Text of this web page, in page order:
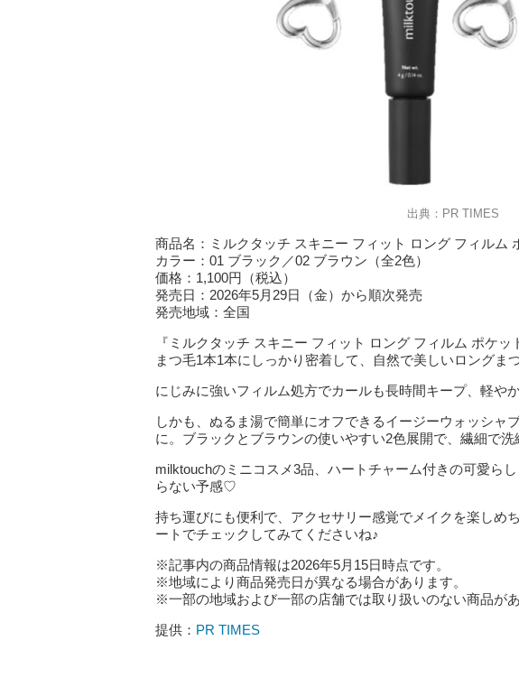
出典：PR TIMES
商品名：ミルクタッチ スキニー フィット ロング フィルム
カラー：01 ブラック／02 ブラウン（全2色）
価格：1,100円（税込）
発売日：2026年5月29日（金）から順次発売
発売地域：全国
『ミルクタッチ スキニー フィット ロング フィルム ポケッ
まつ毛1本1本にしっかり密着して、自然で美しいロングま
にじみに強いフィルム処方でカールも長時間キープ、軽や
しかも、ぬるま湯で簡単にオフできるイージーウォッシャ
に。ブラックとブラウンの使いやすい2色展開で、繊細で洗
milktouchのミニコスメ3品、ハートチャーム付きの可愛ら
らない予感♡
持ち運びにも便利で、アクセサリー感覚でメイクを楽しめ
ートでチェックしてみてくださいね♪
※記事内の商品情報は2026年5月15日時点です。
※地域により商品発売日が異なる場合があります。
※一部の地域および一部の店舗では取り扱いのない商品があ
提供： PR TIMES